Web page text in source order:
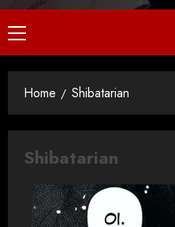
Home Shibatarian
Shibatarian